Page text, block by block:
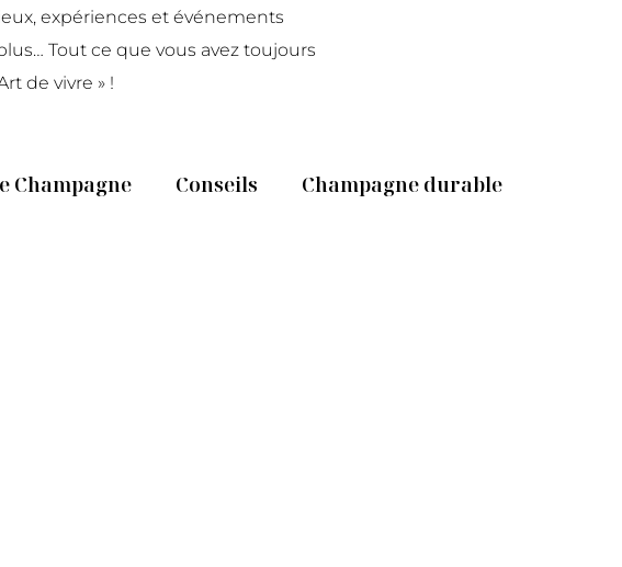
expériences et événements
Tout ce que vous avez toujours
de vivre » !
Champagne Conseils Champagne durable